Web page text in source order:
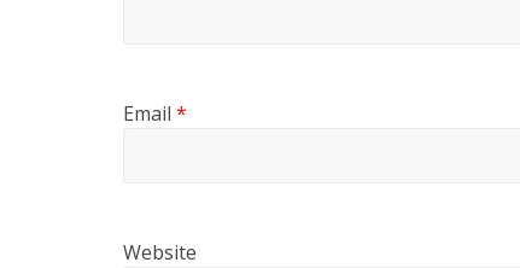
Email *
Website